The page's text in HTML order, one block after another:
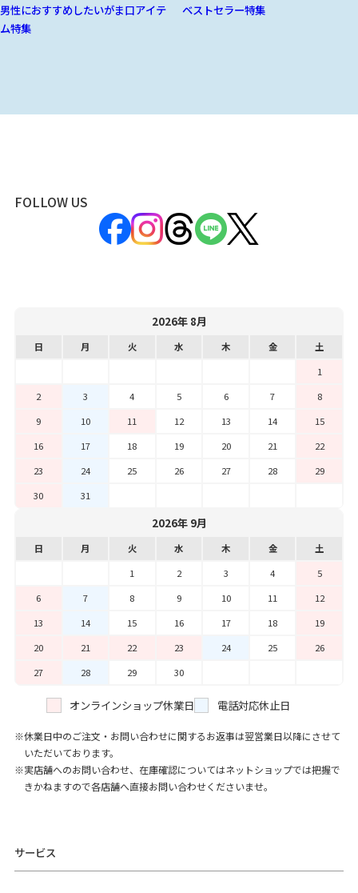
男性におすすめしたいがま口アイテ
ム特集
ベストセラー特集
FOLLOW US
2026年 8月
日 月 火 水 木 金
土
1
2
3 4 5 6 7
8
9
10 11 12 13 14
15
16
17 18 19 20 21
22
23
24 25 26 27 28
29
30
31
2026年 9月
日 月 火 水 木 金
土
1
2 3 4
5
6
7 8 9 10 11
12
13
14 15 16 17 18
19
20
21 22 23 24 25
26
27
28 29 30
オンラインショップ休業日 電話対応休止日
休業日中のご注文・お問い合わせに関するお返事は翌営業日以降にさせて
いただいております。
実店舗へのお問い合わせ、在庫確認についてはネットショップでは把握で
きかねますので各店舗へ直接お問い合わせくださいませ。
サービス